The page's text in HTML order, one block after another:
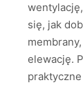
się, jak
elewację.